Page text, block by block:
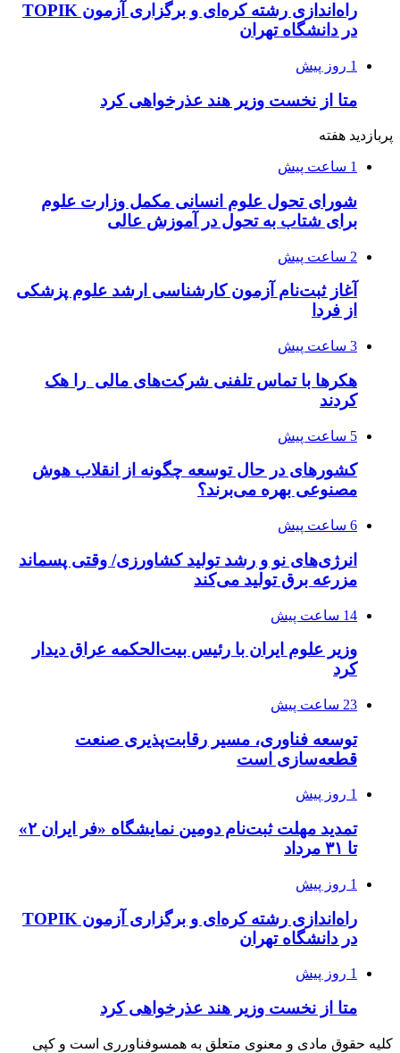
راه‌اندازی رشته کره‌ای و برگزاری آزمون TOPIK
در دانشگاه تهران
1 روز پیش
متا از نخست وزیر هند عذرخواهی کرد
پربازدید هفته
1 ساعت پیش
شورای تحول علوم انسانی مکمل وزارت علوم
برای شتاب به تحول در آموزش عالی
2 ساعت پیش
آغاز ثبت‌نام‌ آزمون کارشناسی ارشد علوم پزشکی
از فردا
3 ساعت پیش
هکرها با تماس تلفنی شرکت‌های مالی را هک
کردند
5 ساعت پیش
کشورهای در حال توسعه چگونه از انقلاب هوش
مصنوعی بهره می‌برند؟
6 ساعت پیش
انرژی‌های نو و رشد تولید کشاورزی/ وقتی پسماند
مزرعه‌ برق تولید می‌کند
14 ساعت پیش
وزیر علوم ایران با رئیس بیت‌الحکمه عراق دیدار
کرد
23 ساعت پیش
توسعه فناوری، مسیر رقابت‌پذیری صنعت
قطعه‌سازی است
1 روز پیش
تمدید مهلت ثبت‌نام دومین نمایشگاه «فر ایران ۲»
تا ۳۱ مرداد
1 روز پیش
راه‌اندازی رشته کره‌ای و برگزاری آزمون TOPIK
در دانشگاه تهران
1 روز پیش
متا از نخست وزیر هند عذرخواهی کرد
کلیه حقوق مادی و معنوی متعلق به همسوفناورری است و کپی